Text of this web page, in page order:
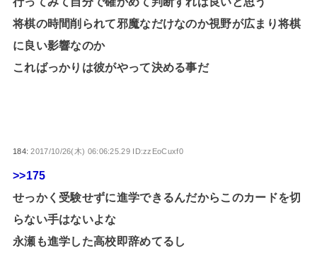
将棋の時間削られて邪魔なだけなのか視野が広まり将棋
に良い影響なのか
こればっかりは彼がやって決める事だ
184:2017/10/26(木) 06:06:25.29 ID:zzEoCuxf0
>>175
せっかく受験せずに進学できるんだからこのカードを切
らない手はないよな
永瀬も進学した高校即辞めてるし